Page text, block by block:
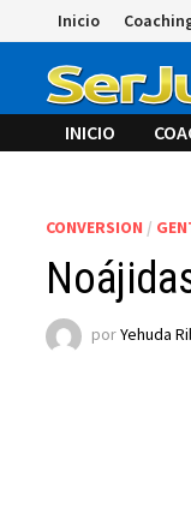
al
contenido
Inicio
INICIO
CONVERSION /
porYehuda